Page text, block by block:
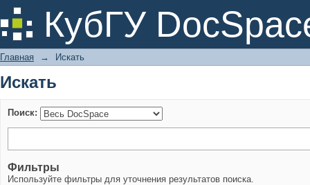
КубГУ
Искать
Главная → Искать
Искать
Поиск:
Фильтры
Используйте фильтры для уточнения результатов поиска.